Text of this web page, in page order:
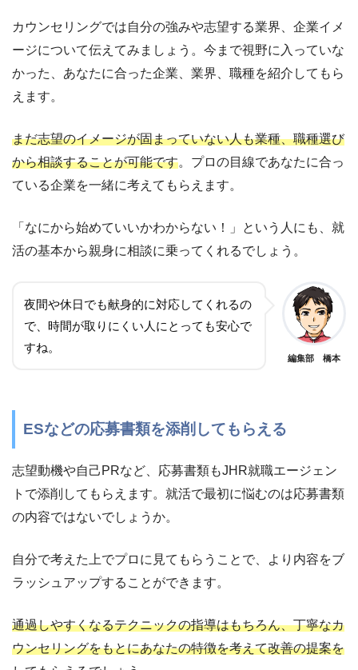
カウンセリングでは自分の強みや志望する業界、企業イメ
ージについて伝えてみましょう。今まで視野に入っていな
かった、あなたに合った企業、業界、職種を紹介してもら
えます。
まだ志望のイメージが固まっていない人も業種、職種選び
から相談することが可能です。プロの目線であなたに合っ
ている企業を一緒に考えてもらえます。
「なにから始めていいかわからない！」という人にも、就
活の基本から親身に相談に乗ってくれるでしょう。
夜間や休日でも献身的に対応してくれるの
で、時間が取りにくい人にとっても安心で
すね。
編集部 橋本
ESなどの応募書類を添削してもらえる
志望動機や自己PRなど、応募書類もJHR就職エージェン
トで添削してもらえます。就活で最初に悩むのは応募書類
の内容ではないでしょうか。
自分で考えた上でプロに見てもらうことで、より内容をブ
ラッシュアップすることができます。
通過しやすくなるテクニックの指導はもちろん、丁寧なカ
ウンセリングをもとにあなたの特徴を考えて改善の提案を